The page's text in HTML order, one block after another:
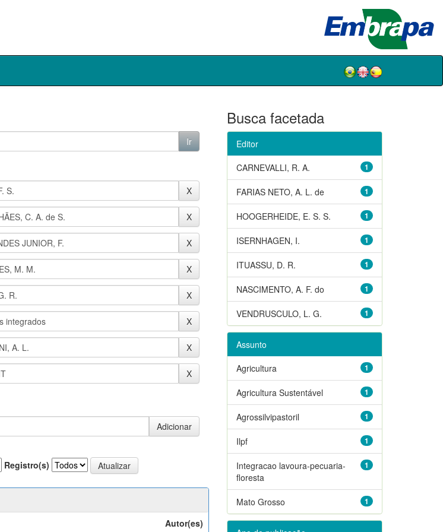
Registro(s)
Autor(es)
Busca facetada
Editor
1
CARNEVALLI, R. A.
1
FARIAS NETO, A. L. de
1
HOOGERHEIDE, E. S. S.
1
ISERNHAGEN, I.
1
ITUASSU, D. R.
1
NASCIMENTO, A. F. do
1
VENDRUSCULO, L. G.
Assunto
1
Agricultura
1
Agricultura Sustentável
1
Agrossilvipastoril
1
Ilpf
1
Integracao lavoura-pecuaria-
floresta
1
Mato Grosso